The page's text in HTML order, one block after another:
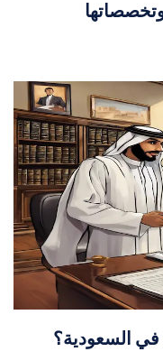
في السعودية؟